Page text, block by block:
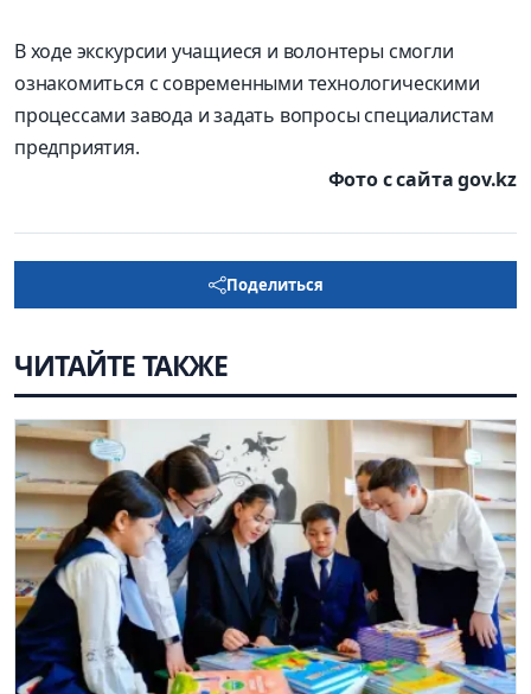
В ходе экскурсии учащиеся и волонтеры смогли
ознакомиться с современными технологическими
процессами завода и задать вопросы специалистам
предприя­тия.
Фото с сайта gov.kz
Поделиться
ЧИТАЙТЕ ТАКЖЕ